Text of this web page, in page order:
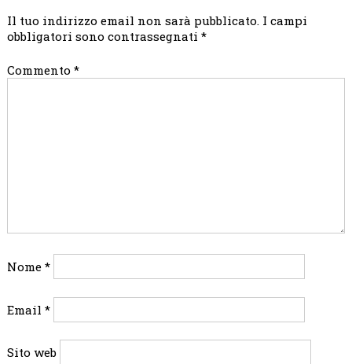
Il tuo indirizzo email non sarà pubblicato. I campi
obbligatori sono contrassegnati *
Commento *
Nome *
Email *
Sito web